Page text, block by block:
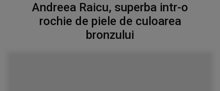
Andreea Raicu, superba intr-o
rochie de piele de culoarea
bronzului